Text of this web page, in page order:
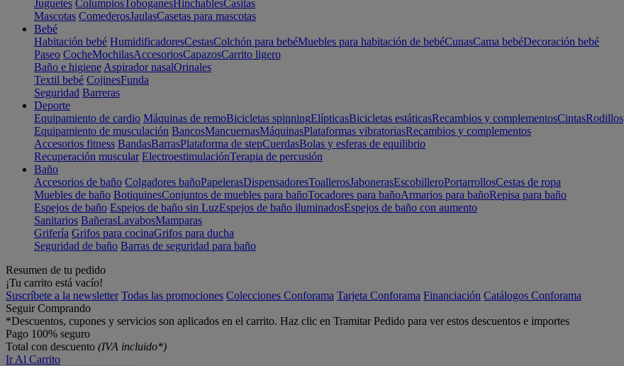
Juguetes ColumpiosToboganesHinchablesCasitas
Mascotas ComederosJaulasCasetas para mascotas
Bebé
Habitación bebé HumidificadoresCestasColchón para bebéMuebles para habitación de bebéCunasCama bebéDecoración bebé
Paseo CocheMochilasAccesoriosCapazosCarrito ligero
Baño e higiene Aspirador nasalOrinales
Textil bebé CojinesFunda
Seguridad Barreras
Deporte
Equipamiento de cardio Máquinas de remoBicicletas spinningElípticasBicicletas estáticasRecambios y complementosCintasRodillos
Equipamiento de musculación BancosMancuernasMáquinasPlataformas vibratoriasRecambios y complementos
Accesorios fitness BandasBarrasPlataforma de stepCuerdasBolas y esferas de equilibrio
Recuperación muscular ElectroestimulaciónTerapia de percusión
Baño
Accesorios de baño Colgadores bañoPapelerasDispensadoresToallerosJabonerasEscobilleroPortarrollosCestas de ropa
Muebles de baño BotiquinesConjuntos de muebles para bañoTocadores para bañoArmarios para bañoRepisa para baño
Espejos de baño Espejos de baño sin LuzEspejos de baño iluminadosEspejos de baño con aumento
Sanitarios BañerasLavabosMamparas
Grifería Grifos para cocinaGrifos para ducha
Seguridad de baño Barras de seguridad para baño
Resumen de tu pedido
¡Tu carrito está vacío!
Suscríbete a la newsletter Todas las promociones Colecciones Conforama Tarjeta Conforama Financiación Catálogos Conforama
Seguir Comprando
*Descuentos, cupones y servicios son aplicados en el carrito. Haz clic en Tramitar Pedido para ver estos descuentos e importes
Pago 100% seguro
Total con descuento (IVA incluido*)
Ir Al Carrito